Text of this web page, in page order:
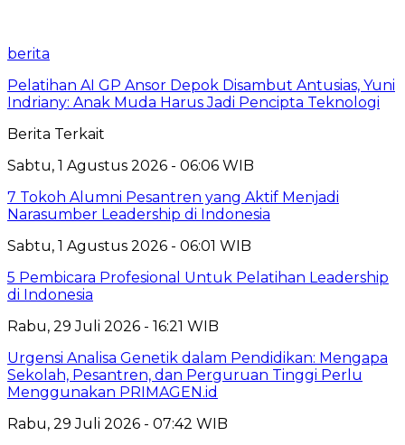
berita
Pelatihan AI GP Ansor Depok Disambut Antusias, Yuni
Indriany: Anak Muda Harus Jadi Pencipta Teknologi
Berita Terkait
Sabtu, 1 Agustus 2026 - 06:06 WIB
7 Tokoh Alumni Pesantren yang Aktif Menjadi
Narasumber Leadership di Indonesia
Sabtu, 1 Agustus 2026 - 06:01 WIB
5 Pembicara Profesional Untuk Pelatihan Leadership
di Indonesia
Rabu, 29 Juli 2026 - 16:21 WIB
Urgensi Analisa Genetik dalam Pendidikan: Mengapa
Sekolah, Pesantren, dan Perguruan Tinggi Perlu
Menggunakan PRIMAGEN.id
Rabu, 29 Juli 2026 - 07:42 WIB